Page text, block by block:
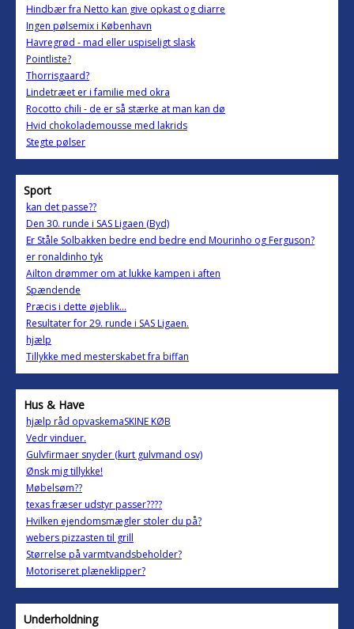
Hindbær fra Netto kan give opkast og diarre
Ingen pølsemix i København
Havregrød - mad eller uspiseligt slask
Pointliste?
Thorrisgaard?
Lindetræet er i familie med okra
Rocotto chili - de er så stærke at man kan dø
Hvid chokolademousse med lakrids
Stegte pølser
Sport
kan det passe??
Den 30. runde i SAS Ligaen (Byd)
Er Ståle Solbakken bedre end bedre end Mourinho og Ferguson?
er ronaldinho tyk
Ailton drømmer om at lukke kampen i aften
Spændende
Præcis i dette øjeblik...
Resultater for 29. runde i SAS Ligaen.
hjælp
Tillykke med mesterskabet fra biffan
Hus & Have
hjælp råd opvaskemaSKINE KØB
Vedr vinduer.
Gulvfirmaer snyder (kurt gulvmand osv)
Ønsk mig tillykke!
Møbelsøm??
texas fræser udstyr passer????
Hvilken ejendomsmægler stoler du på?
webers pizzasten til grill
Størrelse på varmtvandsbeholder?
Motoriseret plæneklipper?
Underholdning